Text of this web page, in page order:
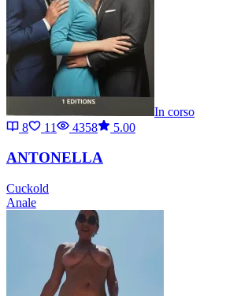
In corso
8
11 4358 5.00
ANTONELLA
Cuckold
Anale